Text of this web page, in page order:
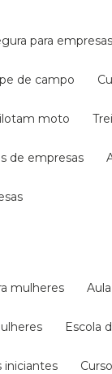
para empresas
de campo
moto
de empresas
mulheres
iniciantes